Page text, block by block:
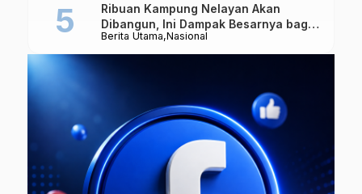
Berita Utama Nasional
Ribuan Kampung Nelayan Akan
Dibangun, Ini Dampak Besarnya bagi
Ekonomi Indonesia